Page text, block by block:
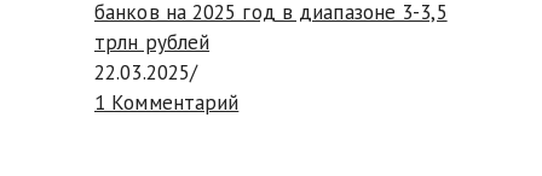
банков на 2025 год в диапазоне 3-3,5
трлн рублей
22.03.2025/
1 Комментарий